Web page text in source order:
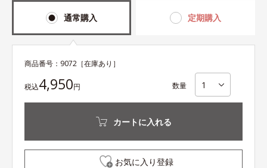
通常購入 定期購入
商品番号： 9072 ［在庫あり］
税込4,950円 数量
カートに入れる
お気に入り登録